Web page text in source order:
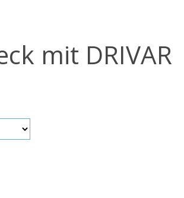
mit DRIVAR